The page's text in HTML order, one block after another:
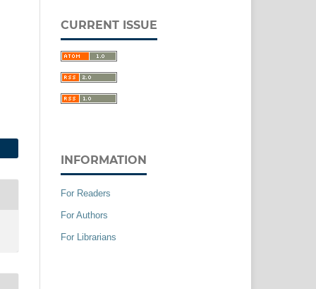
CURRENT ISSUE
INFORMATION
For Readers
For Authors
For Librarians